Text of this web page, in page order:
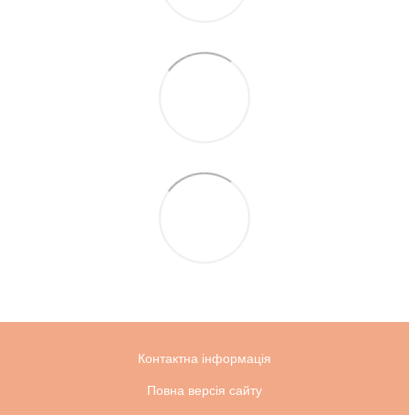
Контактна інформація
Повна версія сайту